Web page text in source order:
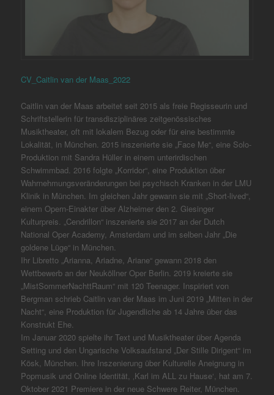
CV_Caitlin van der Maas_2022
Caitlin van der Maas arbeitet seit 2015 als freie Regisseurin und
Schriftstellerin für transdisziplinäres zeitgenössisches
Musiktheater, oft mit lokalem Bezug oder für eine bestimmte
Lokalität, in München. 2015 inszenierte sie „Face Me“, eine Solo-
Produktion mit Sandra Hüller in einem unterirdischen
Schwimmbad. 2016 folgte „Korridor“, eine Produktion über
Wahrnehmungsveränderungen bei psychisch Kranken in der LMU
Klinik in München. Im gleichen Jahr gewann sie mit „Short-lived“,
einem Opern-Einakter über Alzheimer den 2. Giesinger
Kulturpreis. „Cendrillon“ inszenierte sie 2017 an der Dutch
National Oper Academy, Amsterdam und im selben Jahr „Die
goldene Lüge“ in München.
Ihr Libretto „Arianna, Ariadne, Ariane“ gewann 2018 den
Wettbewerb an der Neuköllner Oper Berlin. 2019 kreierte sie
„MistSommerNachttRaum“ mit 120 Teenager. Inspiriert von
Bergman schrieb Caitlin van der Maas im Juni 2019 „Mitten in der
Nacht“, eine Produktion für Jugendliche ab 14 Jahre über das
Konstrukt Ehe.
Im Januar 2020 spielte ihr Text und Musiktheater über Agenda
Setting und den Ungarische Volksaufstand „Der Stille Dirigent“ im
Kösk, München. Ihre Inszenierung über Kulturelle Aneignung in
Popmusik und Online Identität, ‚Karl im ALL zu Hause‘, hat am 7.
Oktober 2021 Premiere in der neue Schwere Reiter, München.